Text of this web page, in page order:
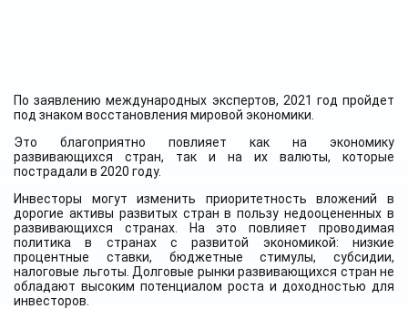
По заявлению международных экспертов, 2021 год пройдет
под знаком восстановления мировой экономики.
Это благоприятно повлияет как на экономику
развивающихся стран, так и на их валюты, которые
пострадали в 2020 году.
Инвесторы могут изменить приоритетность вложений в
дорогие активы развитых стран в пользу недооцененных в
развивающихся странах. На это повлияет проводимая
политика в странах с развитой экономикой: низкие
процентные ставки, бюджетные стимулы, субсидии,
налоговые льготы. Долговые рынки развивающихся стран не
обладают высоким потенциалом роста и доходностью для
инвесторов.